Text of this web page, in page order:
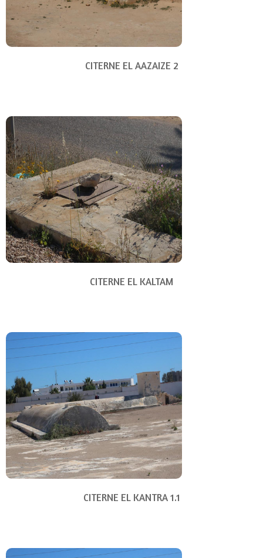
CITERNE EL AAZAIZE 2
CITERNE EL KALTAM
CITERNE EL KANTRA 1.1